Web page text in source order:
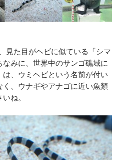
見た目がヘビに似ている「シマ
みに、世界中のサンゴ礁域に
、ウミヘビという名前が付い
、ウナギやアナゴに近い魚類
ね。